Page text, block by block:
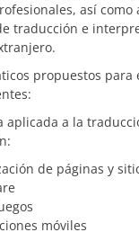
así como
traducción e
propuestos para
aplicada a la
de páginas y
móviles